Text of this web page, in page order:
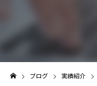
ブログ 実績紹介